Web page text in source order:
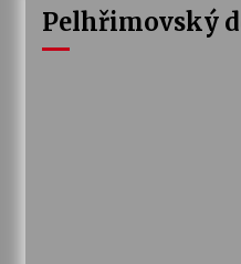
Pelhřimovský